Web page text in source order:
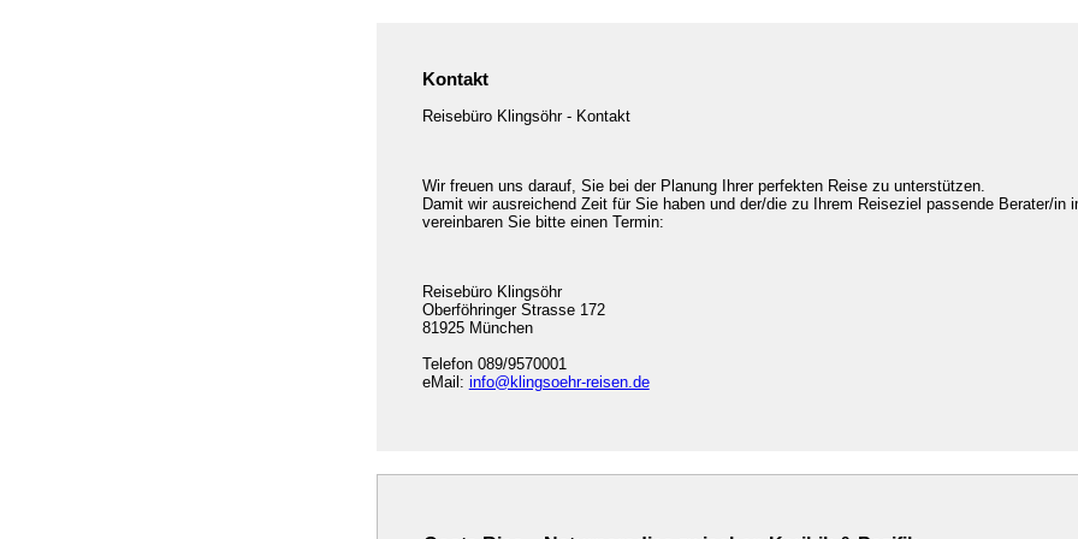
Kontakt
Reisebüro Klingsöhr - Kontakt
Wir freuen uns darauf, Sie bei der Planung Ihrer perfekten Reise zu unterstützen.
Damit wir ausreichend Zeit für Sie haben und der/die zu Ihrem Reiseziel passende Berater/in
vereinbaren Sie bitte einen Termin:
Reisebüro Klingsöhr
Oberföhringer Strasse 172
81925 München
Telefon 089/9570001
eMail: info@klingsoehr-reisen.de